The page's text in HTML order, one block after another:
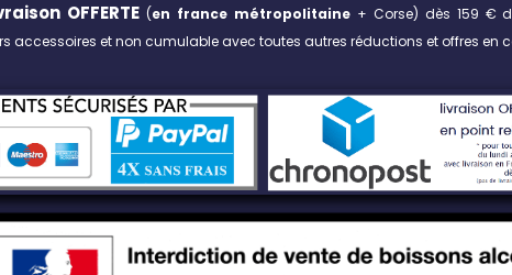
OFFERTE(en france métropolitaine+ Corse) dès 159 €
accessoires et non cumulable avec toutes autres réductions et offres en